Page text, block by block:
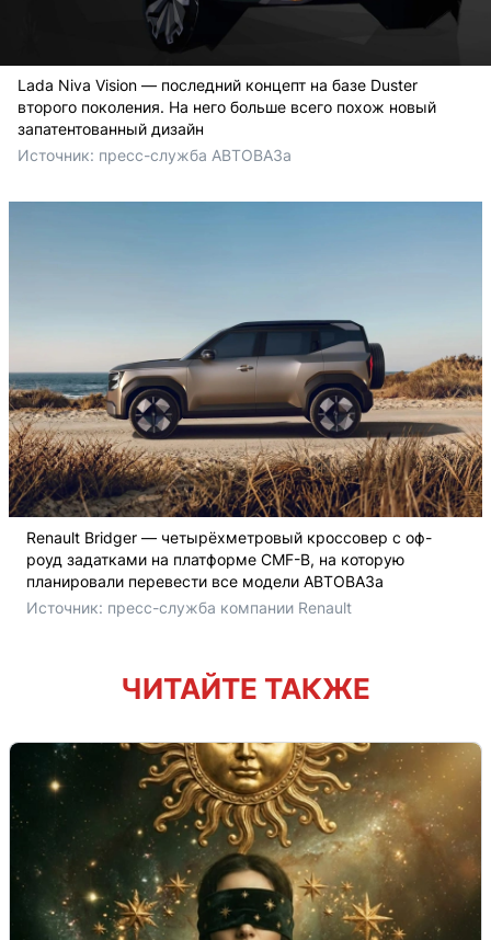
Lada Niva Vision — последний концепт на базе Duster
второго поколения. На него больше всего похож новый
запатентованный дизайн
Источник: пресс-служба АВТОВАЗа
Renault Bridger — четырёхметровый кроссовер с оф-
роуд задатками на платформе CMF-B, на которую
планировали перевести все модели АВТОВАЗа
Источник: пресс-служба компании Renault
ЧИТАЙТЕ ТАКЖЕ